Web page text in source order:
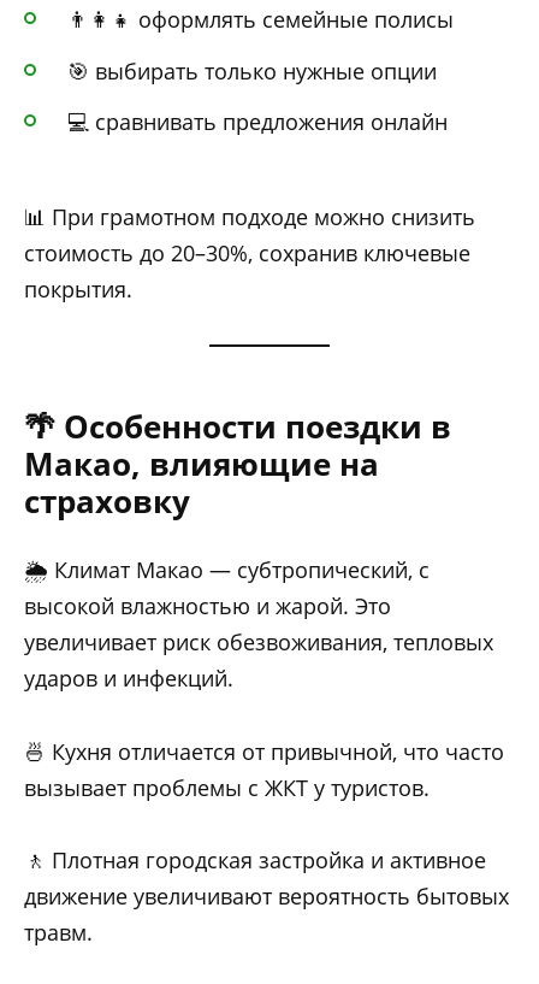
👨‍👩‍👧 оформлять семейные полисы
🎯 выбирать только нужные опции
💻 сравнивать предложения онлайн
📊 При грамотном подходе можно снизить
стоимость до 20–30%, сохранив ключевые
покрытия.
🌴 Особенности поездки в
Макао, влияющие на
страховку
🌦️ Климат Макао — субтропический, с
высокой влажностью и жарой. Это
увеличивает риск обезвоживания, тепловых
ударов и инфекций.
🍜 Кухня отличается от привычной, что часто
вызывает проблемы с ЖКТ у туристов.
🚶 Плотная городская застройка и активное
движение увеличивают вероятность бытовых
травм.